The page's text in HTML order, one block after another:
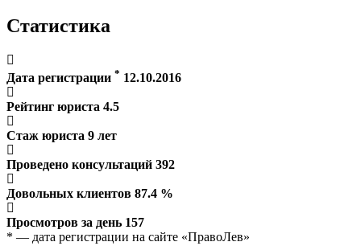
Статистика
Дата регистрации * 12.10.2016
Рейтинг юриста 4.5
Стаж юриста 9 лет
Проведено консультаций 392
Довольных клиентов 87.4 %
Просмотров за день 157
* — дата регистрации на сайте «ПравоЛев»